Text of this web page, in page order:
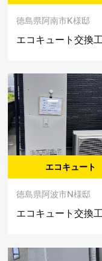
徳島県阿南市K様邸
エコキュート交換
エコキュート
徳島県阿波市N様邸
エコキュート交換